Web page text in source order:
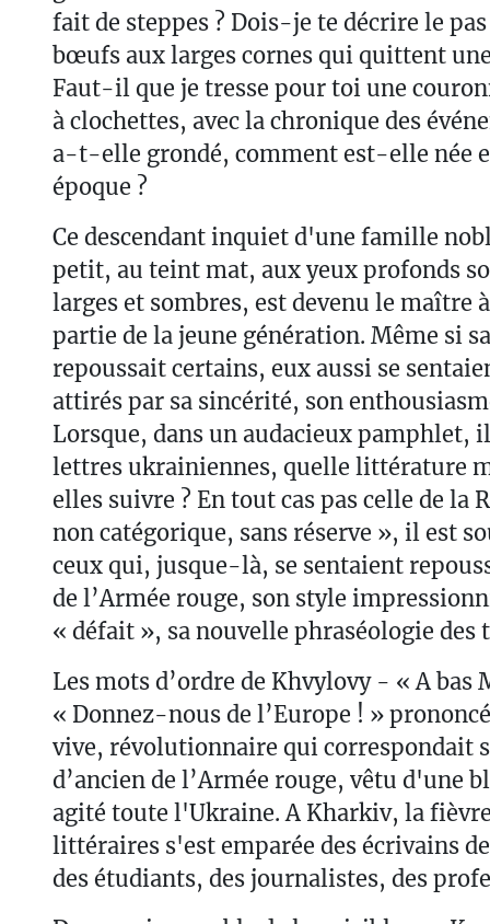
fait de steppes ? Dois-je te décrire le
bœufs aux larges cornes qui quittent
Faut-il que je tresse pour toi une
à clochettes, avec la chronique des
a-t-elle grondé, comment est-elle née
époque ?
Ce descendant inquiet d'une famille
petit, au teint mat, aux yeux profonds
larges et sombres, est devenu le maître
partie de la jeune génération. Même si
repoussait certains, eux aussi se
attirés par sa sincérité, son
Lorsque, dans un audacieux pamphlet,
lettres ukrainiennes, quelle littérature
elles suivre ? En tout cas pas celle de la
non catégorique, sans réserve », il est
ceux qui, jusque-là, se sentaient
de l’Armée rouge, son style
« défait », sa nouvelle phraséologie des
Les mots d’ordre de Khvylovy - « A bas
« Donnez-nous de l’Europe ! »
vive, révolutionnaire qui correspondait
d’ancien de l’Armée rouge, vêtu d'une
agité toute l'Ukraine. A Kharkiv, la
littéraires s'est emparée des écrivains
des étudiants, des journalistes, des